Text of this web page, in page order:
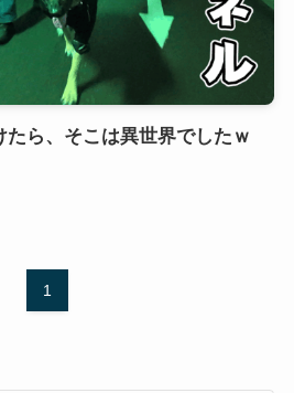
ら、そこは異世界でしたｗ
1